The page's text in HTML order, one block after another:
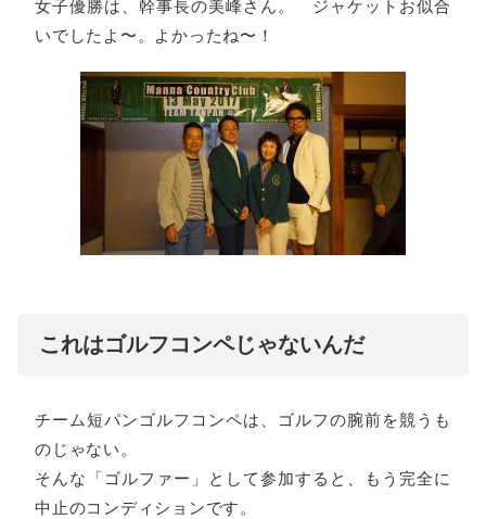
女子優勝は、幹事長の美峰さん。 ジャケットお似合
いでしたよ〜。よかったね〜！
これはゴルフコンペじゃないんだ
チーム短パンゴルフコンペは、ゴルフの腕前を競うも
のじゃない。
そんな「ゴルファー」として参加すると、もう完全に
中止のコンディションです。